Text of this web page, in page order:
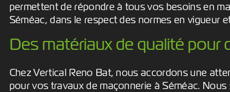
permettent de répondre à tous vos besoins en
Séméac, dans le respect des normes en vigueur
Des matériaux de qualité pour
Chez Vertical Reno Bat, nous accordons une
pour vos travaux de maçonnerie à Séméac.